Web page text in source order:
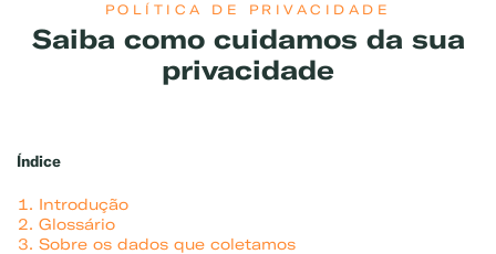
POLÍTICA DE PRIVACIDADE
Saiba como cuidamos da sua
privacidade
Índice
Introdução
Glossário
Sobre os dados que coletamos